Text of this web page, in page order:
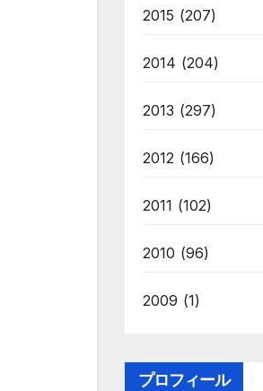
2015 (207)
2014 (204)
2013 (297)
2012 (166)
2011 (102)
2010 (96)
2009 (1)
プロフィール